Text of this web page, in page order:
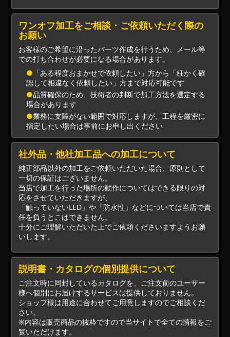
ワンオフ加工をご相談・ご依頼いただく際の
お願い
お客様のご希望に沿ったパーツ作成を行うため、メール等
での打ち合わせが必要になる場合があります。
● 「ある程度おまかせで依頼したい」方から「細かく確
認して相違なく依頼したい」方まで対応可能です
●品質確保のため、技術者の判断で加工方法を選定する
場合があります
●業務に支障がない範囲で対応しますが、工程を厳密に
指定したい場合は事前にお申し出ください
社外品・他社加工品への加工について
純正部品以外の加工をご依頼いただいた場合、原則として
一切の保証はございません。
当店で加工を行った場所の動作についてはできる限りの対
応をさせていただきますが、
「触っていないLED」や「防水性」などについては当店で責
任を負うとこはできません。
十分にご理解いただいた上でご依頼くださいますようお願
いします。
説明書・カタログの個別提供について
ご注文時に同封しているカタログを、ご注文前のユーザー
様へ個別にお届けするサービスは提供しておりません。
ショップ様は用途に合わせてご用意しますのでご相談くだ
さい。
※内容は販売商品の抜粋ですので当サイトで全ての情報をご
覧いただけます。